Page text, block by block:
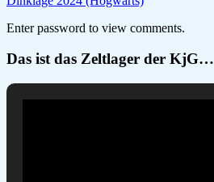
Enter password to view comments.
Das ist das Zeltlager der KjG…